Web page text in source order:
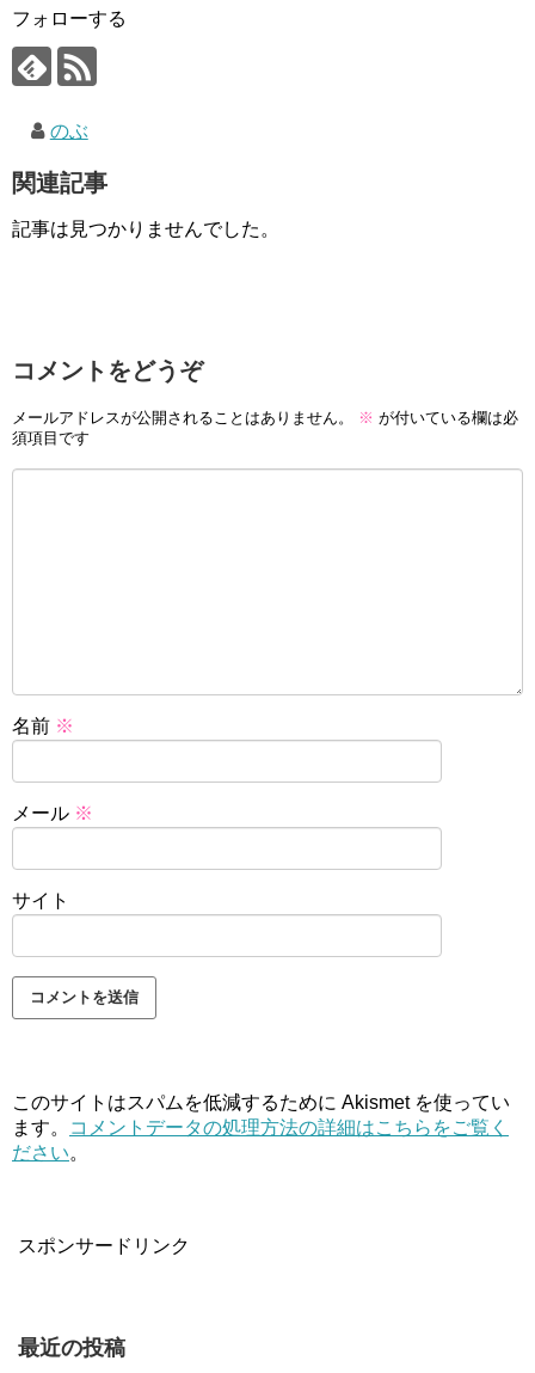
フォローする
のぶ
関連記事
記事は見つかりませんでした。
コメントをどうぞ
メールアドレスが公開されることはありません。 ※ が付いている欄は必
須項目です
名前 ※
メール ※
サイト
このサイトはスパムを低減するために Akismet を使ってい
ます。
コメントデータの処理方法の詳細はこちらをご覧く
ださい。
スポンサードリンク
最近の投稿